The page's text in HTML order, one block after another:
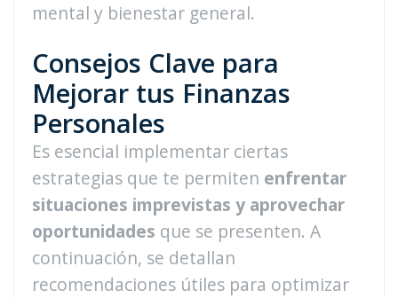
mental y bienestar general.
Consejos Clave para
Mejorar tus Finanzas
Personales
Es esencial implementar ciertas
estrategias que te permiten enfrentar
situaciones imprevistas y aprovechar
oportunidades que se presenten. A
continuación, se detallan
recomendaciones útiles para optimizar